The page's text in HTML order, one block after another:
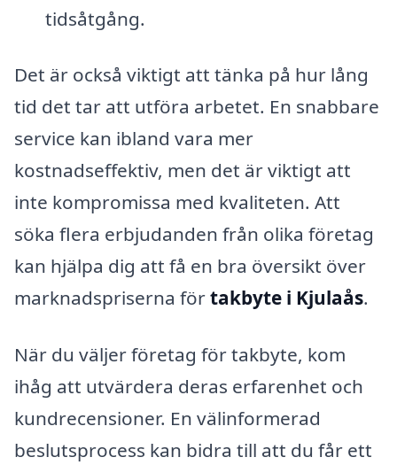
tidsåtgång.
Det är också viktigt att tänka på hur lång
tid det tar att utföra arbetet. En snabbare
service kan ibland vara mer
kostnadseffektiv, men det är viktigt att
inte kompromissa med kvaliteten. Att
söka flera erbjudanden från olika företag
kan hjälpa dig att få en bra översikt över
marknadspriserna förtakbyte i Kjulaås.
När du väljer företag för takbyte, kom
ihåg att utvärdera deras erfarenhet och
kundrecensioner. En välinformerad
beslutsprocess kan bidra till att du får ett